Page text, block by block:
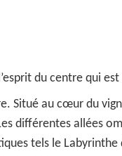
du centre qui
Situé au cœur du
différentes allées
tels le